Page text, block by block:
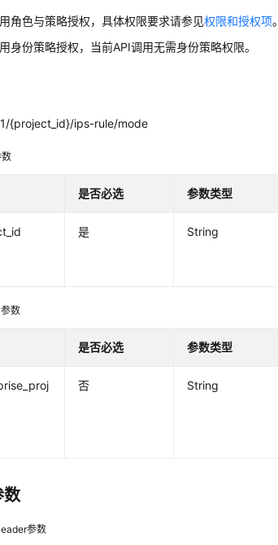
角色与策略授权，具体权限要求请参见权限和授权项。
身份策略授权，当前API调用无需身份策略权限。
{project_id}/ips-rule/mode
是否必选 参数类型
是 String
数
是否必选 参数类型
否 String
数
参数